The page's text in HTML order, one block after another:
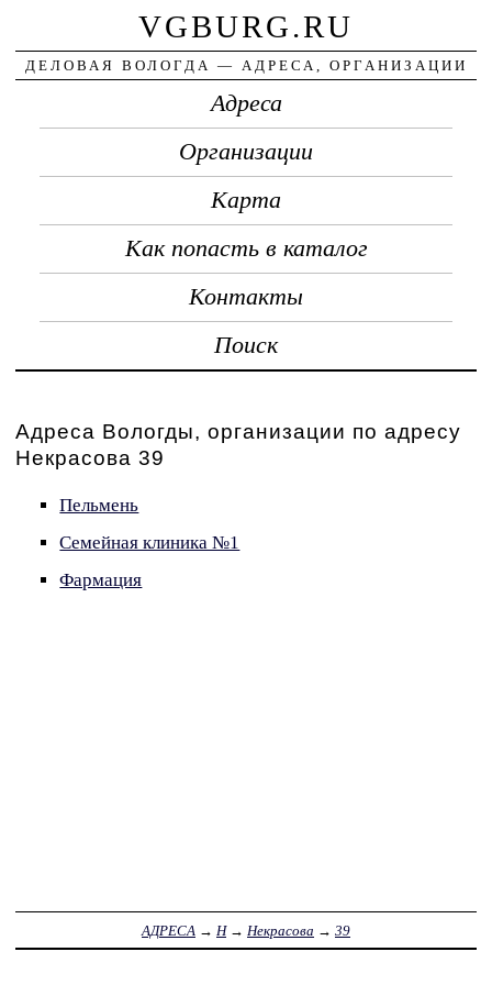
VGBURG.RU
ДЕЛОВАЯ ВОЛОГДА — АДРЕСА, ОРГАНИЗАЦИИ
Адреса
Организации
Карта
Как попасть в каталог
Контакты
Поиск
Адреса Вологды, организации по адресу
Некрасова 39
Пельмень
Семейная клиника №1
Фармация
АДРЕСА → Н→ Некрасова → 39